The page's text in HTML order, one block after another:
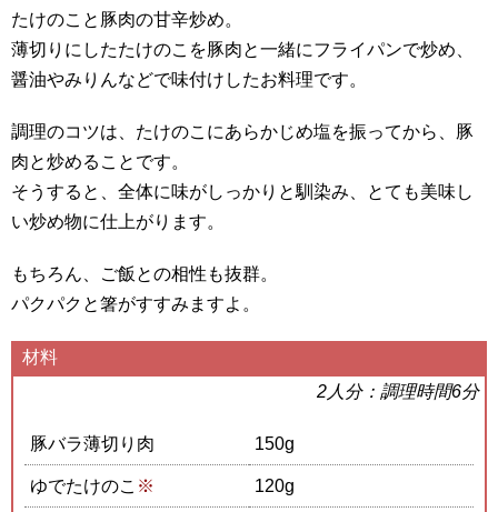
たけのこと豚肉の甘辛炒め。
薄切りにしたたけのこを豚肉と一緒にフライパンで炒め、
醤油やみりんなどで味付けしたお料理です。
調理のコツは、たけのこにあらかじめ塩を振ってから、豚
肉と炒めることです。
そうすると、全体に味がしっかりと馴染み、とても美味し
い炒め物に仕上がります。
もちろん、ご飯との相性も抜群。
パクパクと箸がすすみますよ。
材料
2人分：調理時間6分
豚バラ薄切り肉 150g
ゆでたけのこ ※ 120g